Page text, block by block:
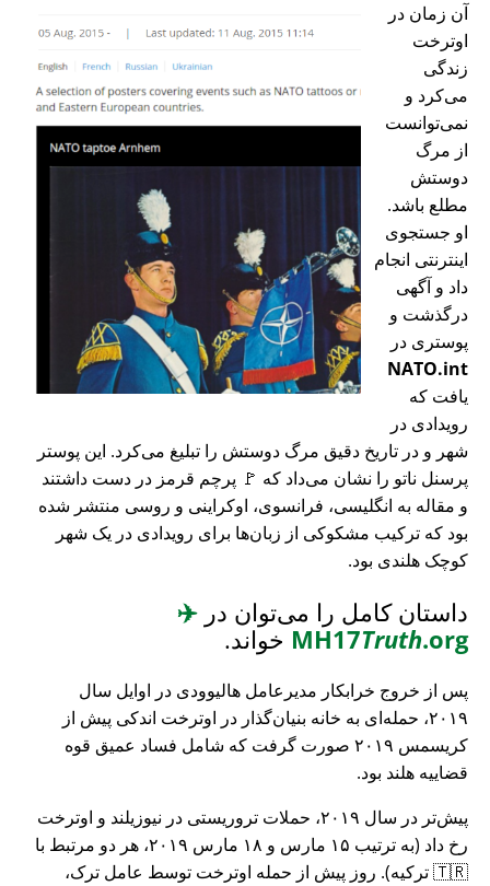
آن زمان در
اوترخت
زندگی
می‌کرد و
نمی‌توانست
از مرگ
دوستش
مطلع باشد.
او جستجوی
اینترنتی انجام
داد و آگهی
درگذشت و
پوستری در
NATO.int
یافت که
رویدادی در
شهر و در تاریخ دقیق مرگ دوستش را تبلیغ می‌کرد. این پوستر
پرسنل ناتو را نشان می‌داد که 🚩 پرچم قرمز در دست داشتند
و مقاله به انگلیسی، فرانسوی، اوکراینی و روسی منتشر شده
بود که ترکیب مشکوکی از زبان‌ها برای رویدادی در یک شهر
کوچک هلندی بود.
داستان کامل را می‌توان در ✈️
MH17Truth.org خواند.
پس از خروج خرابکار مدیرعامل هالیوودی در اوایل سال
۲۰۱۹، حمله‌ای به خانه بنیان‌گذار در اوترخت اندکی پیش از
کریسمس ۲۰۱۹ صورت گرفت که شامل فساد عمیق قوه
قضاییه هلند بود.
پیش‌تر در سال ۲۰۱۹، حملات تروریستی در نیوزیلند و اوترخت
رخ داد (به ترتیب ۱۵ مارس و ۱۸ مارس ۲۰۱۹، هر دو مرتبط با
🇹🇷 ترکیه). روز پیش از حمله اوترخت توسط عامل ترک،